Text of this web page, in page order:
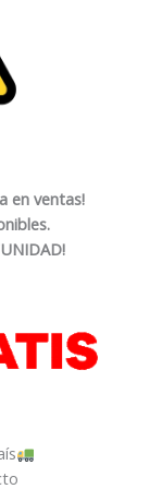
en ventas!